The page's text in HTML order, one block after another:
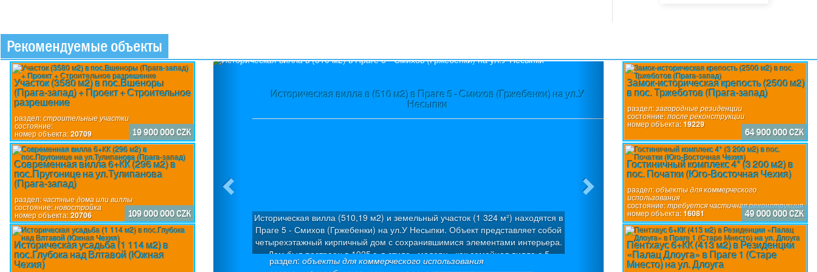
Рекомендуемые объекты
Участок (3580 м2) в пос.Вшеноры
(Прага-запад) + Проект + Строительное
разрешение
раздел:строительные участки
состояние:
номер объекта:20709 19 900 000 CZK
Современная вилла 6+КК (296 м2) в
пос.Пругонице на ул.Тулипанова
(Прага-запад)
раздел:частные дома или виллы
состояние:новостройка
номер объекта:20706 109 000 000 CZK
Историческая усадьба (1 114 м2) в
пос.Глубока над Влтавой (Южная
Чехия)
Историческая вилла в (510 м2) в Праге 5 - Смихов (Гржебенки) на ул.У
Несыпки
раздел:объекты для коммерческого использования
Историческая вилла (510,19 м2) и земельный участок (1 324 м²) находятся в
Праге 5 - Смихов (Гржебенки) на ул.У Несыпки. Объект представляет собой
четырехэтажный кирпичный дом с сохранившимися элементами интерьера.
Дом был построен в 1925 г. в стиле «модерн» как семейная вилла с 5
квартирами. Была проведена капитальная дорогостоящая реконструкция.
Участок (3580 м2) в пос.Вшеноры
раздел:строительные участки
Участок с уклоном (3580 м2), который
участка под застройку с общей
пос.Вшеноры (Прага-запад). Имеется
вилл «Панорама Вшеноры» с
домов: Вилла «Х» (6/7+1): Площадь
Previous
Замок-историческая крепость (2500 м2)
в пос. Тржеботов (Прага-запад)
раздел:загородные резиденции
состояние:после реконструкции
номер объекта:19229
64 900 000 CZK
Гостиничный комплекс 4* (3 200 м2) в
пос. Початки (Юго-Восточная Чехия)
раздел:объекты для коммерческого
использования
состояние:требуется частичная реконструкция
номер объекта:16081 49 000 000 CZK
Пентхаус 6+КК (413 м2) в Резиденции
«Палац Длоуга» в Праге 1 (Старе
Мнесто) на ул. Длоуга